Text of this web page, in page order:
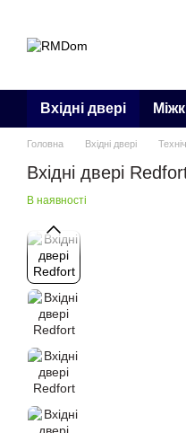
Вхідні двері
Головна Вхідні двері
Вхідні двері
В наявності